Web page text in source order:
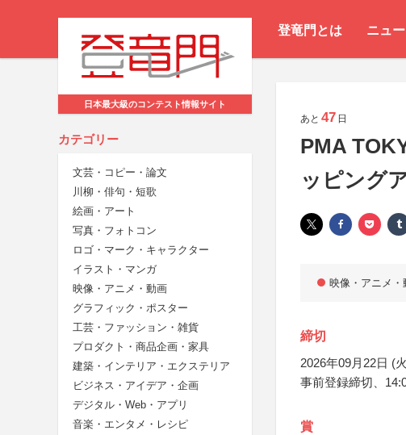
登竜門とは ニュ
日本最大級のコンテスト情報サイト
カテゴリー
文芸・コピー・論文
川柳・俳句・短歌
絵画・アート
写真・フォトコン
ロゴ・マーク・キャラクター
イラスト・マンガ
映像・アニメ・動画
グラフィック・ポスター
工芸・ファッション・雑貨
プロダクト・商品企画・家具
建築・インテリア・エクステリア
ビジネス・アイデア・企画
デジタル・Web・アプリ
音楽・エンタメ・レシピ
あと 47 日
PMA
ッピング
映像・アニメ・
締切
2026年09月22日 (
事前登録締切、
賞